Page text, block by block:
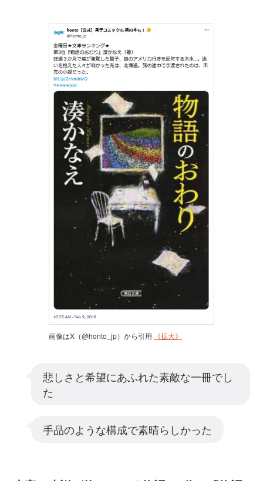
画像はX（@honto_jp）から引用 《拡大》
悲しさと希望にあふれた素敵な一冊でし
た
手品のような構成で素晴らしかった